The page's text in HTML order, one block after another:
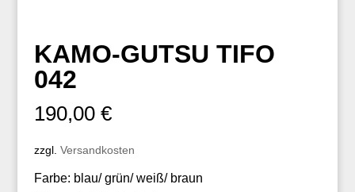
KAMO-GUTSU TIFO
042
190,00 €
zzgl. Versandkosten
Farbe: blau/ grün/ weiß/ braun